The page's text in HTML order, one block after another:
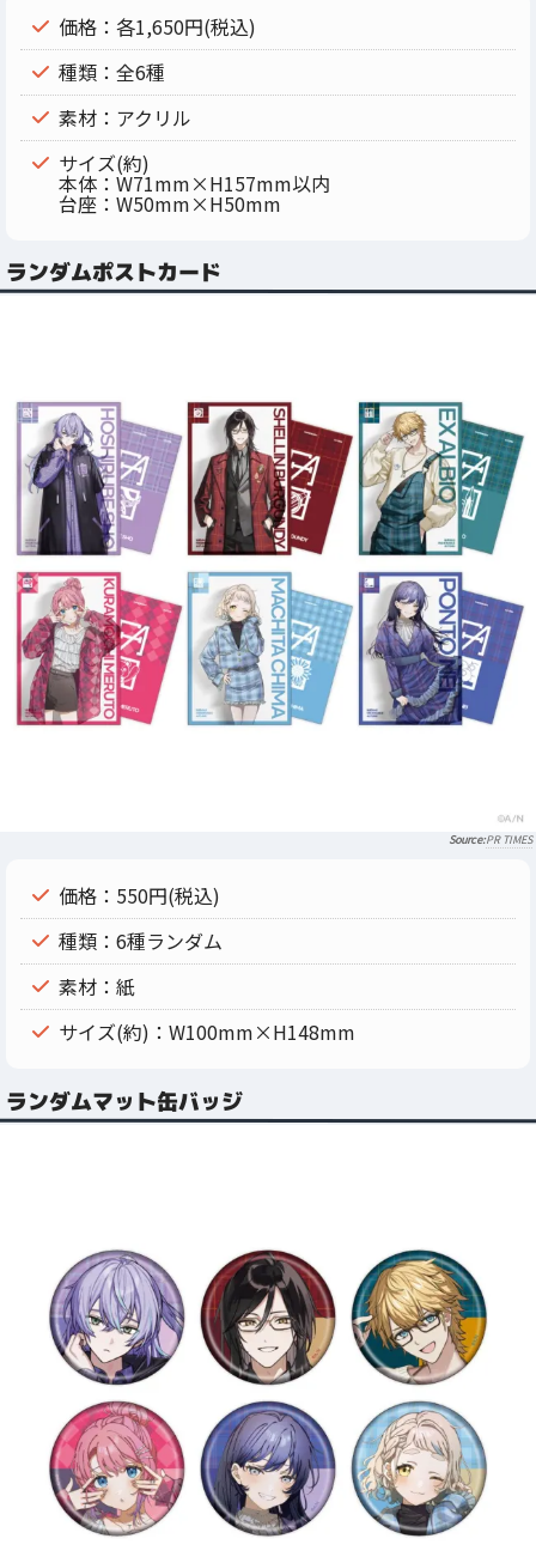
価格：各1,650円(税込)
種類：全6種
素材：アクリル
サイズ(約)
本体：W71mm×H157mm以内
台座：W50mm×H50mm
ランダムポストカード
PR TIMES
価格：550円(税込)
種類：6種ランダム
素材：紙
サイズ(約)：W100mm×H148mm
ランダムマット缶バッジ